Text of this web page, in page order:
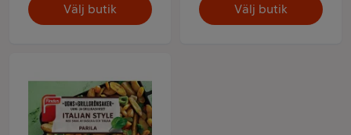
Välj butik Välj butik